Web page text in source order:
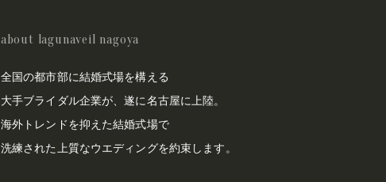
about lagunaveil nagoya
全国の都市部に結婚式場を構える
大手ブライダル企業が、遂に名古屋に上陸。
海外トレンドを抑えた結婚式場で
洗練された上質なウエディングを約束します。